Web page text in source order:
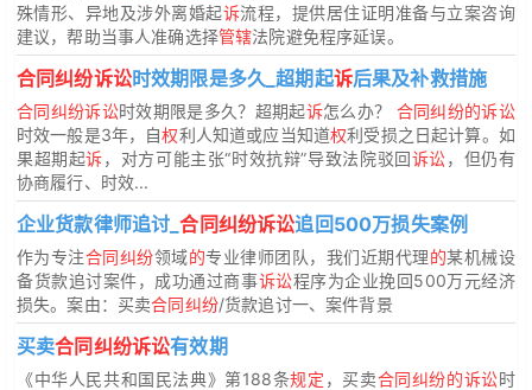
殊情形、异地及涉外离婚起诉流程，提供居住证明准备与立案咨询
建议，帮助当事人准确选择管辖法院避免程序延误。
合同纠纷诉讼时效期限是多久_超期起诉后果及补救措施
合同纠纷诉讼时效期限是多久？超期起诉怎么办？ 合同纠纷的诉讼
时效一般是3年，自权利人知道或应当知道权利受损之日起计算。如
果超期起诉，对方可能主张“时效抗辩”导致法院驳回诉讼，但仍有
协商履行、时效...
企业货款律师追讨_合同纠纷诉讼追回500万损失案例
作为专注合同纠纷领域的专业律师团队，我们近期代理的某机械设
备货款追讨案件，成功通过商事诉讼程序为企业挽回500万元经济
损失。案由：买卖合同纠纷/货款追讨一、案件背景
买卖合同纠纷诉讼有效期
《中华人民共和国民法典》第188条规定 ，买卖合同纠纷的诉讼时